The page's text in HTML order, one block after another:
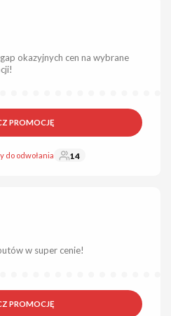
okazyjnych cen na wybrane
PROMOCJĘ
do odwołania 14
w super cenie!
PROMOCJĘ